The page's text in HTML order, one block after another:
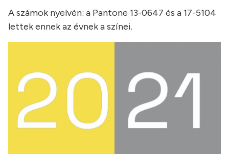
A számok nyelvén: a Pantone 13-0647 és a 17-5104
lettek ennek az évnek a színei.